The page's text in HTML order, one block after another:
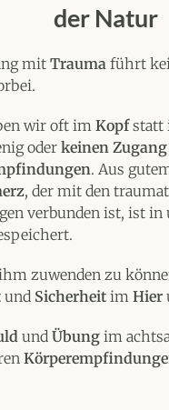
der Natur
mitTraumaführt
wir oft imKopf
oderkeinen Zugang
. Aus
, der mit den
verbunden ist, ist in
zuwenden zu
und SicherheitimHier
undÜbungim